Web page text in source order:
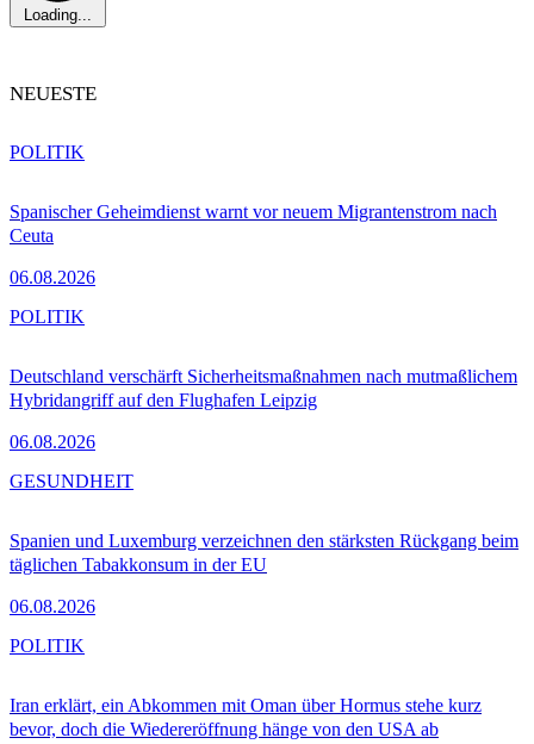
Loading...
NEUESTE
Spanischer Geheimdienst warnt vor neuem Migrantenstrom nach
Ceuta
06.08.2026
POLITIK
Deutschland verschärft Sicherheitsmaßnahmen nach mutmaßlichem
Hybridangriff auf den Flughafen Leipzig
06.08.2026
POLITIK
Spanien und Luxemburg verzeichnen den stärksten Rückgang beim
täglichen Tabakkonsum in der EU
06.08.2026
GESUNDHEIT
Iran erklärt, ein Abkommen mit Oman über Hormus stehe kurz
bevor, doch die Wiedereröffnung hänge von den USA ab
POLITIK